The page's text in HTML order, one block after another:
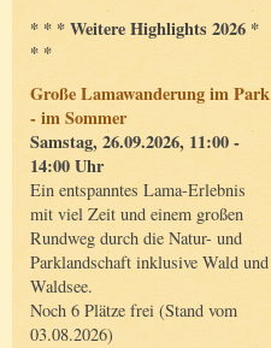
* * * Weitere Highlights 2026 *
* *
Große Lamawanderung im Park
- im Sommer
Samstag, 26.09.2026, 11:00 -
14:00 Uhr
Ein entspanntes Lama-Erlebnis
mit viel Zeit und einem großen
Rundweg durch die Natur- und
Parklandschaft inklusive Wald und
Waldsee.
Noch 6 Plätze frei (Stand vom
03.08.2026)